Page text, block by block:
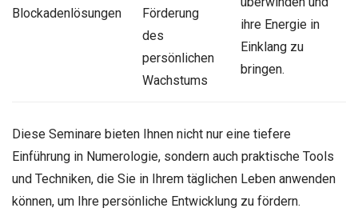
Blockadenlösungen
Förderung
des
persönlichen
Wachstums
ihre Energie in
Einklang zu
bringen.
Diese Seminare bieten Ihnen nicht nur eine tiefere
Einführung in Numerologie, sondern auch praktische Tools
und Techniken, die Sie in Ihrem täglichen Leben anwenden
können, um Ihre persönliche Entwicklung zu fördern.